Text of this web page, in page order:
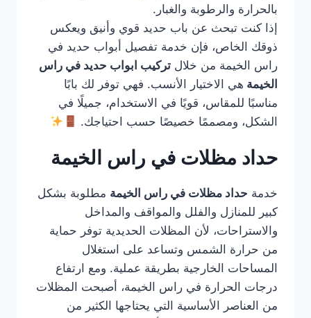
بالحرارة والرطوبة والغبار.
إذا كنت تبحث عن باب حديد قوي وأنيق ويعكس
ذوقك الخاص، فإن خدمة تفصيل أبواب حديد في
راس الخيمة من خلال تركيب ابواب حديد في راس
الخيمة هي الاختيار الأنسب. فهي توفر لك بابًا
مناسبًا للمقاس، قويًا في الاستخدام، جميلًا في
الشكل، ومصممًا خصيصًا حسب احتياجك.
حداد مظلات في راس الخيمة
خدمة حداد مظلات في راس الخيمة مطلوبة بشكل
كبير للمنازل والفلل والمواقف والمداخل
والاستراحات، لأن المظلات الحديدية توفر حماية
من حرارة الشمس وتساعد على استغلال
المساحات الخارجية بطريقة عملية. ومع ارتفاع
درجات الحرارة في راس الخيمة، أصبحت المظلات
من العناصر الأساسية التي يحتاجها الكثير من